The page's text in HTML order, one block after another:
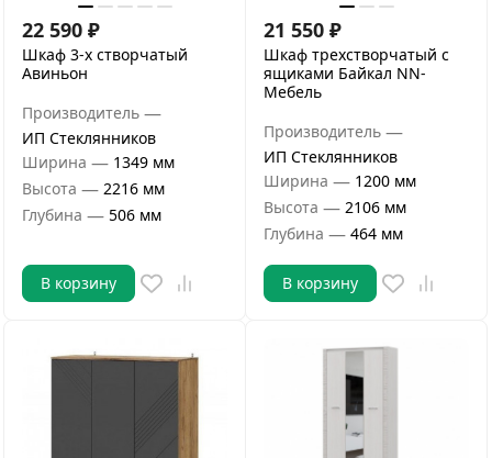
22 590 ₽
Шкаф 3-х створчатый
Авиньон
Производитель —
ИП Стеклянников
Ширина — 1349 мм
Высота — 2216 мм
Глубина — 506 мм
В корзину
21 550 ₽
Шкаф трехстворчатый с
ящиками Байкал NN-
Мебель
Производитель —
ИП Стеклянников
Ширина — 1200 мм
Высота — 2106 мм
Глубина — 464 мм
В корзину